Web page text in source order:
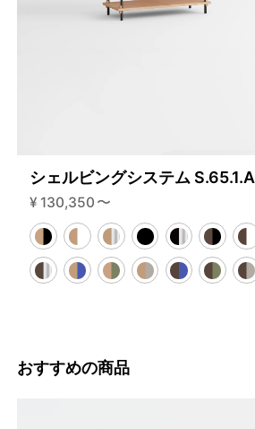
シェルビングシステム S.65.1.A
¥ 130,350 〜
おすすめの商品